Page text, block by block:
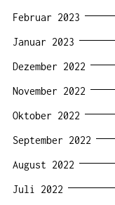
Februar 2023
Januar 2023
Dezember 2022
November 2022
Oktober 2022
September 2022
August 2022
Juli 2022